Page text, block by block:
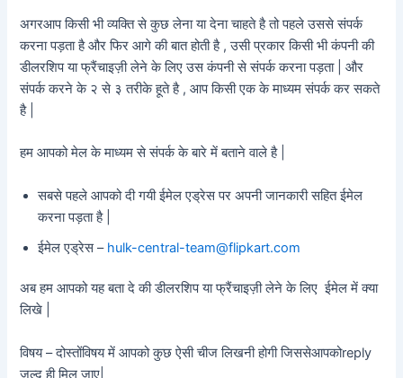
अगरआप किसी भी व्यक्ति से कुछ लेना या देना चाहते है तो पहले उससे संपर्क
करना पड़ता है और फिर आगे की बात होती है , उसी प्रकार किसी भी कंपनी की
डीलरशिप या फ्रैंचाइज़ी लेने के लिए उस कंपनी से संपर्क करना पड़ता | और
संपर्क करने के २ से ३ तरीके हूते है , आप किसी एक के माध्यम संपर्क कर सकते
है |
हम आपको मेल के माध्यम से संपर्क के बारे में बताने वाले है |
सबसे पहले आपको दी गयी ईमेल एड्रेस पर अपनी जानकारी सहित ईमेल
करना पड़ता है |
ईमेल एड्रेस – hulk-central-team@flipkart.com
अब हम आपको यह बता दे की डीलरशिप या फ्रैंचाइज़ी लेने के लिए ईमेल में क्या
लिखे |
विषय – दोस्तोंविषय में आपको कुछ ऐसी चीज लिखनी होगी जिससेआपकोreply
जल्द ही मिल जाए|